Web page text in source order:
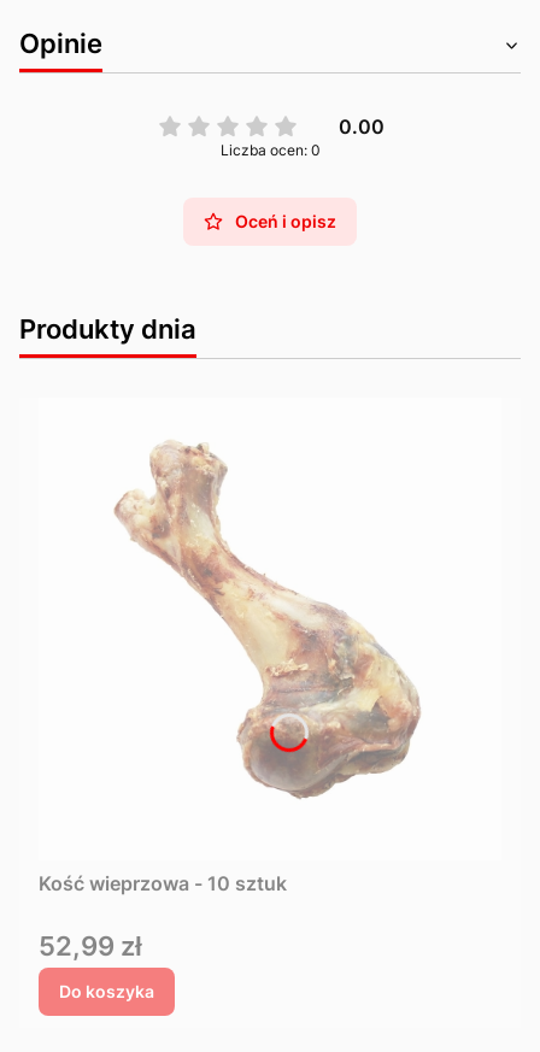
Opinie
0.00
Liczba ocen: 0
Oceń i opisz
Produkty dnia
Kość wieprzowa - 10 sztuk
Cena
52,99 zł
Do koszyka